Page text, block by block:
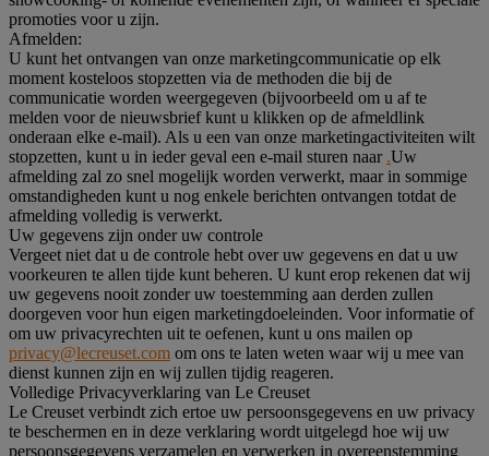
promoties voor u zijn.
Afmelden:
U kunt het ontvangen van onze marketingcommunicatie op elk
moment kosteloos stopzetten via de methoden die bij de
communicatie worden weergegeven (bijvoorbeeld om u af te
melden voor de nieuwsbrief kunt u klikken op de afmeldlink
onderaan elke e-mail). Als u een van onze marketingactiviteiten wilt
stopzetten, kunt u in ieder geval een e-mail sturen naar .Uw
afmelding zal zo snel mogelijk worden verwerkt, maar in sommige
omstandigheden kunt u nog enkele berichten ontvangen totdat de
afmelding volledig is verwerkt.
Uw gegevens zijn onder uw controle
Vergeet niet dat u de controle hebt over uw gegevens en dat u uw
voorkeuren te allen tijde kunt beheren. U kunt erop rekenen dat wij
uw gegevens nooit zonder uw toestemming aan derden zullen
doorgeven voor hun eigen marketingdoeleinden. Voor informatie of
om uw privacyrechten uit te oefenen, kunt u ons mailen op
privacy@lecreuset.com om ons te laten weten waar wij u mee van
dienst kunnen zijn en wij zullen tijdig reageren.
Volledige Privacyverklaring van Le Creuset
Le Creuset verbindt zich ertoe uw persoonsgegevens en uw privacy
te beschermen en in deze verklaring wordt uitgelegd hoe wij uw
persoonsgegevens verzamelen en verwerken in overeenstemming